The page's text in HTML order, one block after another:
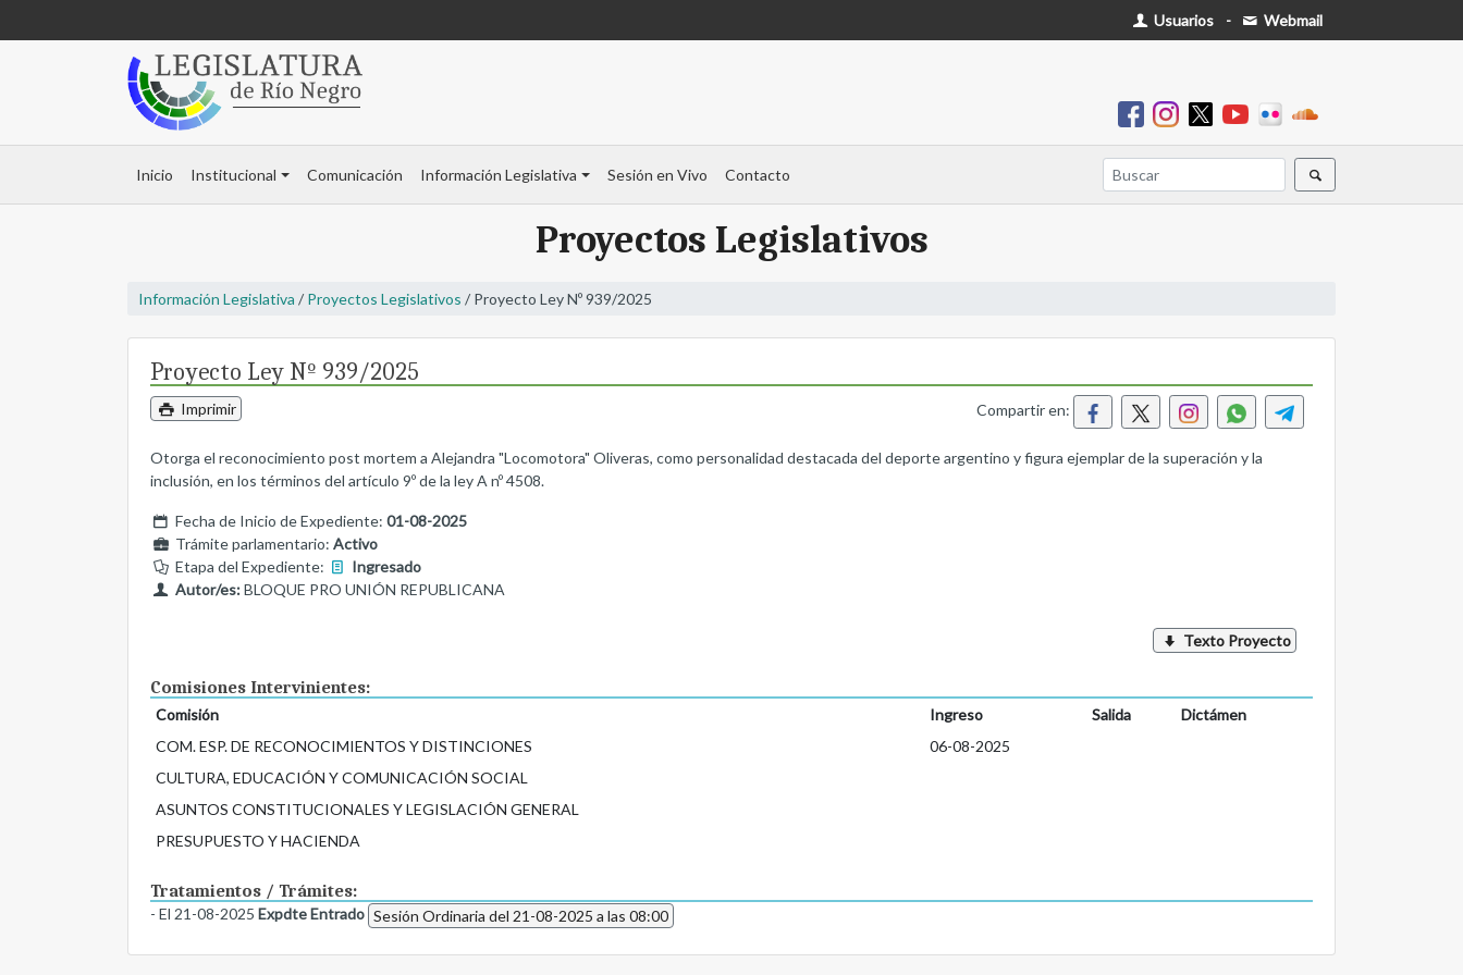
Usuarios - Webmail
Inicio Institucional Comunicación Información Legislativa Sesión en Vivo Contacto
Proyectos Legislativos
Información Legislativa / Proyectos Legislativos / Proyecto Ley Nº 939/2025
Proyecto Ley Nº 939/2025
Imprimir Compartir en:
Otorga el reconocimiento post mortem a Alejandra "Locomotora" Oliveras, como personalidad destacada del deporte argentino y figura ejemplar de la superación y la
inclusión, en los términos del artículo 9º de la ley A nº 4508.
Fecha de Inicio de Expediente: 01-08-2025
Trámite parlamentario: Activo
Etapa del Expediente:
Ingresado
Autor/es:BLOQUE PRO UNIÓN REPUBLICANA
Texto Proyecto
Comisiones Intervinientes:
Comisión Ingreso Salida
Dictámen
COM. ESP. DE RECONOCIMIENTOS Y DISTINCIONES
06-08-2025
CULTURA, EDUCACIÓN Y COMUNICACIÓN SOCIAL
ASUNTOS CONSTITUCIONALES Y LEGISLACIÓN GENERAL
PRESUPUESTO Y HACIENDA
Tratamientos / Trámites:
- El 21-08-2025 Expdte Entrado Sesión Ordinaria del 21-08-2025 a las 08:00